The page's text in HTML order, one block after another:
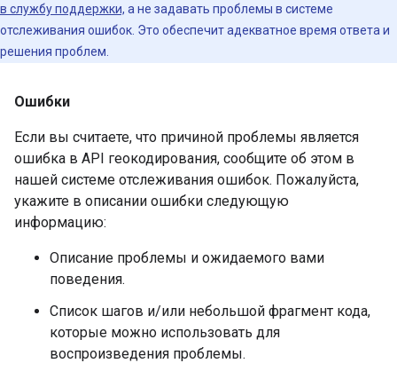
в службу поддержки, а не задавать проблемы в системе
отслеживания ошибок. Это обеспечит адекватное время ответа и
решения проблем.
Ошибки
Если вы считаете, что причиной проблемы является
ошибка в API геокодирования, сообщите об этом в
нашей системе отслеживания ошибок. Пожалуйста,
укажите в описании ошибки следующую
информацию:
Описание проблемы и ожидаемого вами
поведения.
Список шагов и/или небольшой фрагмент кода,
которые можно использовать для
воспроизведения проблемы.